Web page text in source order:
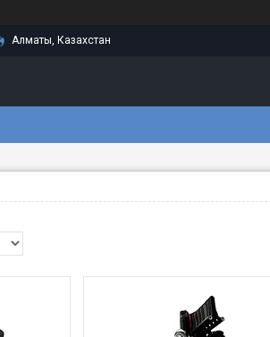
Алматы, Казахстан